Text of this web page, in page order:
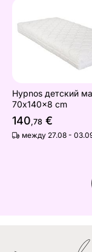
Hypnos
Найдите
Hypnos детский
70x140x8 cm
140,78 €
между 27.08 -